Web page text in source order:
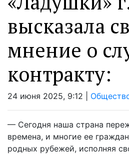
высказала
мнение о
контракту:
24 июня 2025, 9:12 |
— Сегодня наша страна
времена, и многие ее
родных рубежей, исполняя